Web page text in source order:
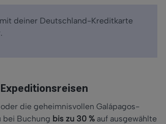
deiner Deutschland-Kreditkarte
die geheimnisvollen Galápagos-
bei Buchung bis zu 30 % auf ausgewählte